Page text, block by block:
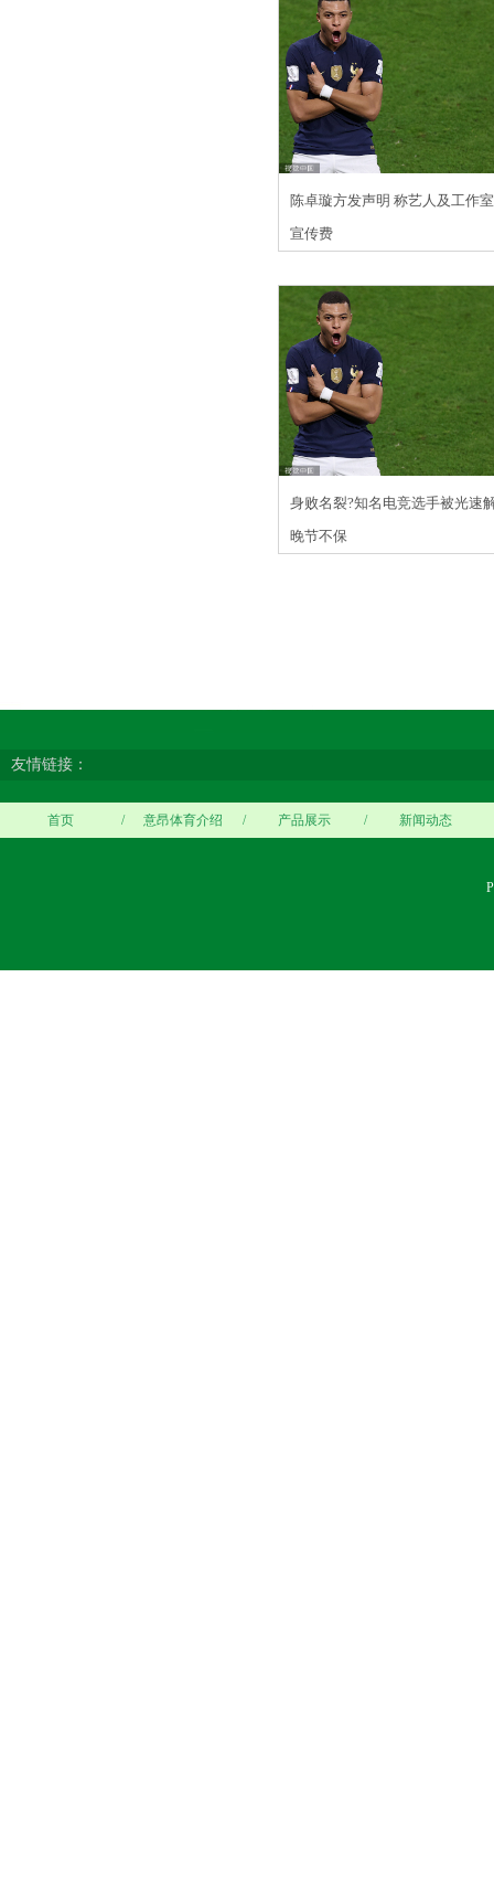
陈卓璇方发声明 称艺人及工作
宣传费
身败名裂?知名电竞选手被光速
晚节不保
友情链接：
首页 意昂体育介绍
/ 产品展示
/ 新闻动态
/